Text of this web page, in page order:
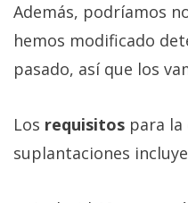
Además, podríamos
hemos modificado
pasado, así que los
Los requisitos para la
suplantaciones